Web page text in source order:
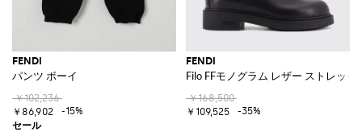
FENDI
パンツ ボーイ
￥102,236
￥86,902
-15%
FENDI
Filo FFモノグラム レザー ストレッ
￥168,500
￥109,525
-35%